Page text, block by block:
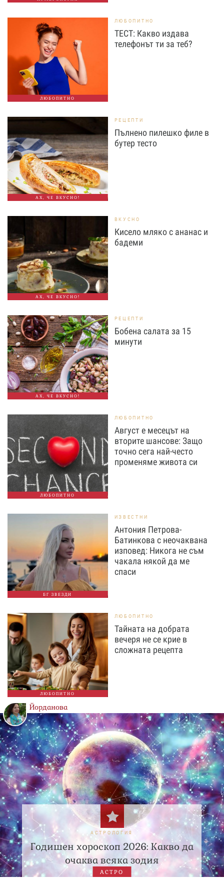
ЛЮБОПИТНО
ЛЮБОПИТНО
ТЕСТ: Какво издава
телефонът ти за теб?
АХ, ЧЕ ВКУСНО!
РЕЦЕПТИ
Пълнено пилешко филе в
бутер тесто
АХ, ЧЕ ВКУСНО!
ВКУСНО
Кисело мляко с ананас и
бадеми
АХ, ЧЕ ВКУСНО!
РЕЦЕПТИ
Бобена салата за 15
минути
ЛЮБОПИТНО
ЛЮБОПИТНО
Август е месецът на
вторите шансове: Защо
точно сега най-често
променяме живота си
БГ ЗВЕЗДИ
ИЗВЕСТНИ
Антония Петрова-
Батинкова с неочаквана
изповед: Никога не съм
чакала някой да ме
спаси
ЛЮБОПИТНО
ЛЮБОПИТНО
Тайната на добрата
вечеря не се крие в
сложната рецепта
Йорданова
АСТРОЛОГИЯ
Годишен хороскоп 2026: Какво да
очаква всяка зодия
АСТРО